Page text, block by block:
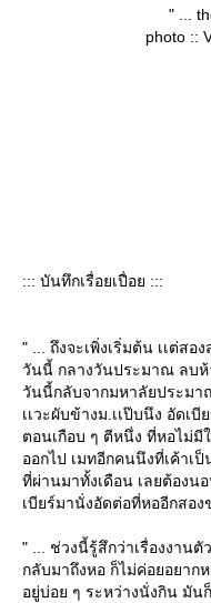
" ...
photo ::
::: บันทึกเรื่อยเปื่อย :::
" ... ถึงจะเพิ่งเริ่มต้น เเต่ส
วันนี้ กลางวันประมาณ ลบ
วันนี้กลับจากมหาลัยประม
เเวะผับข้างม.เเป๊บนึง อัดเ
ตอนเกือบ ๆ ตีหนึ่ง ที่หอไม่มี
ออกไป เมทอีกคนนึงที่เค้าเ
ที่ผ่านมาทั้งเดือน เลยต้องน
เบียร์มานั่งอัดต่อที่หออีกสอง
" ... ช่วงนี้รู้สึกว่าเรื่องงานตั
กลับมาถึงหอ ก็ไม่ค่อยอยาก
อยู่บ่อย ๆ ระหว่างนั่งกิน มัน